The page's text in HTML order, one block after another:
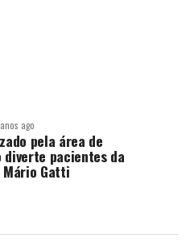
ago
pela área de
diverte pacientes da
Gatti